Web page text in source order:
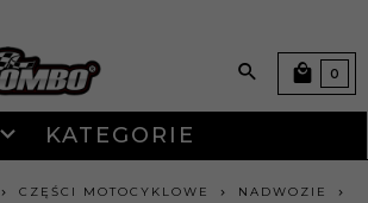
KATEGORIE
0
CZĘŚCI MOTOCYKLOWE NADWOZIE